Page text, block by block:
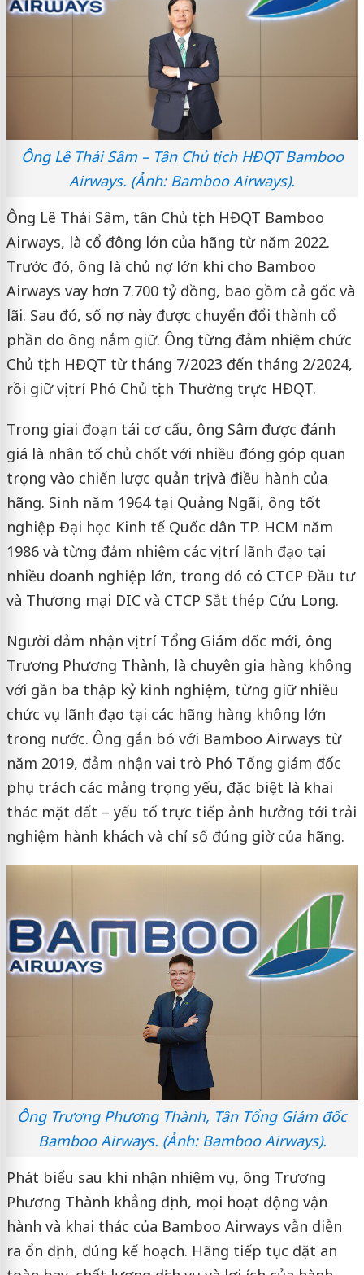
Ông Lê Thái Sâm – Tân Chủ tịch HĐQT Bamboo
Airways. (Ảnh: Bamboo Airways).
Ông Lê Thái Sâm, tân Chủ tịch HĐQT Bamboo
Airways, là cổ đông lớn của hãng từ năm 2022.
Trước đó, ông là chủ nợ lớn khi cho Bamboo
Airways vay hơn 7.700 tỷ đồng, bao gồm cả gốc và
lãi. Sau đó, số nợ này được chuyển đổi thành cổ
phần do ông nắm giữ. Ông từng đảm nhiệm chức
Chủ tịch HĐQT từ tháng 7/2023 đến tháng 2/2024,
rồi giữ vị trí Phó Chủ tịch Thường trực HĐQT.
Trong giai đoạn tái cơ cấu, ông Sâm được đánh
giá là nhân tố chủ chốt với nhiều đóng góp quan
trọng vào chiến lược quản trị và điều hành của
hãng. Sinh năm 1964 tại Quảng Ngãi, ông tốt
nghiệp Đại học Kinh tế Quốc dân TP. HCM năm
1986 và từng đảm nhiệm các vị trí lãnh đạo tại
nhiều doanh nghiệp lớn, trong đó có CTCP Đầu tư
và Thương mại DIC và CTCP Sắt thép Cửu Long.
Người đảm nhận vị trí Tổng Giám đốc mới, ông
Trương Phương Thành, là chuyên gia hàng không
với gần ba thập kỷ kinh nghiệm, từng giữ nhiều
chức vụ lãnh đạo tại các hãng hàng không lớn
trong nước. Ông gắn bó với Bamboo Airways từ
năm 2019, đảm nhận vai trò Phó Tổng giám đốc
phụ trách các mảng trọng yếu, đặc biệt là khai
thác mặt đất – yếu tố trực tiếp ảnh hưởng tới trải
nghiệm hành khách và chỉ số đúng giờ của hãng.
Ông Trương Phương Thành, Tân Tổng Giám đốc
Bamboo Airways. (Ảnh: Bamboo Airways).
Phát biểu sau khi nhận nhiệm vụ, ông Trương
Phương Thành khẳng định, mọi hoạt động vận
hành và khai thác của Bamboo Airways vẫn diễn
ra ổn định, đúng kế hoạch. Hãng tiếp tục đặt an